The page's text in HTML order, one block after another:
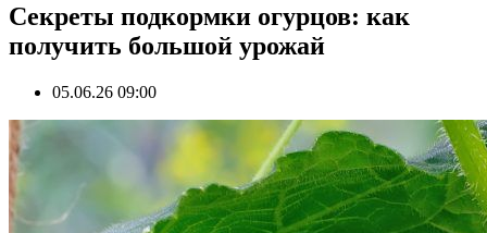
Секреты подкормки огурцов: как
получить большой урожай
05.06.26 09:00